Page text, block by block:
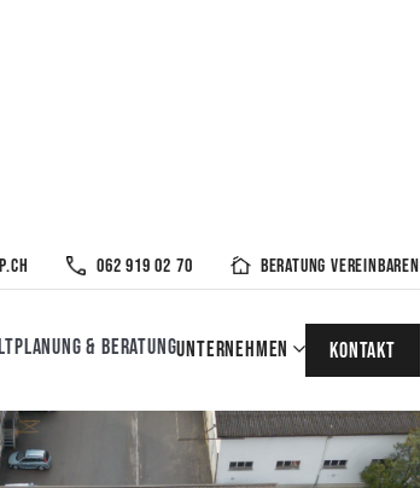
062 919 02 70 Beratung vereinbaren
Planung & BeratungUnternehmen KOntakt